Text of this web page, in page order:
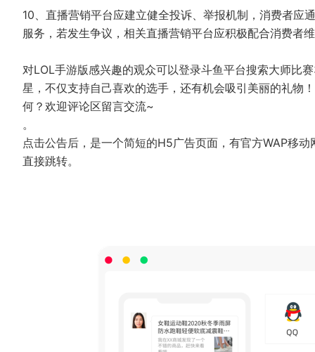
10、直播营销平台应建立健全投诉、举报机制，消费者应
服务，若发生争议，相关直播营销平台应积极配合消费者
对LOL手游版感兴趣的观众可以登录斗鱼平台搜索大师比
星，不仅支持自己喜欢的选手，还有机会吸引美丽的礼物
何？欢迎评论区留言交流~
。
点击公告后，是一个简短的H5广告页面，有官方WAP移
直接跳转。